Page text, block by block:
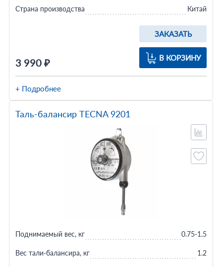
3 990 ₽
ЗАКАЗАТЬ
В КОРЗИНУ
Страна производства Китай
+ Подробнее
Таль-балансир TECNA 9201
Поднимаемый вес, кг 0.75-1.5
Вес тали-балансира, кг 1.2